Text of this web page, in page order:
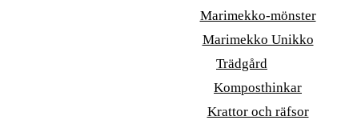
Marimekko-mönster
Marimekko Unikko
Trädgård
Komposthinkar
Krattor och räfsor